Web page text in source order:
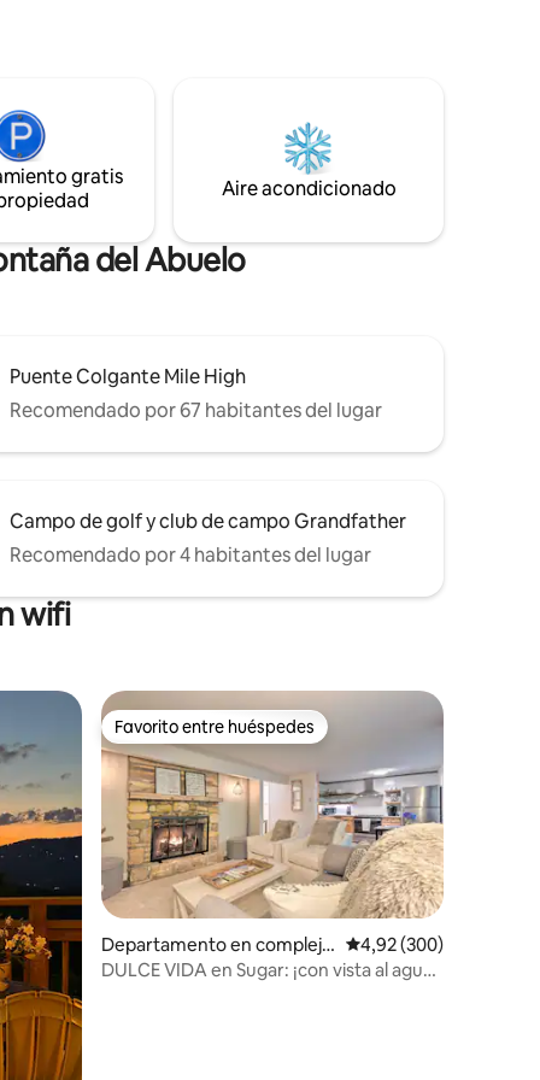
de
silvestre. A 15 minutos en coche, disfruta
del parque estatal Grandfather Mountain
o de la carretera Blue Ridge. Sugar
Mountain Ski y Boone, Carolina del Norte,
gratis
Aire acondicionado
del Abuelo
Puente Colgante Mile High
Recomendado por 67 habitantes del lugar
Campo de golf y club de campo Grandfather
Recomendado por 4 habitantes del lugar
wifi
destacadosFavorito entre huéspedes
Favorito entre huéspedes
Departamento en complejo
residencial en Sugar Mounta
Calificación promedio:
4,92 (300)
DULCE VIDA en Sugar: ¡con vista al agua